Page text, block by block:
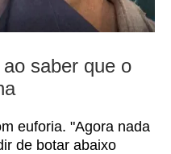
saber que o
euforia. "Agora nada
de botar abaixo